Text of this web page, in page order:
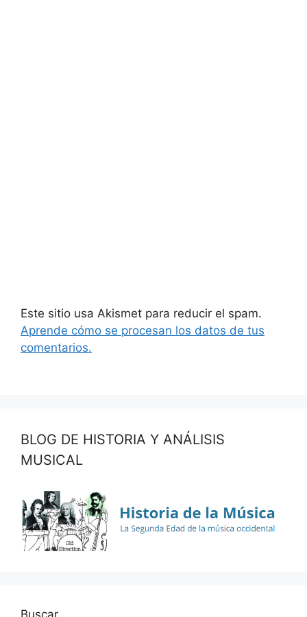
Este sitio usa Akismet para reducir el spam.
Aprende cómo se procesan los datos de tus
comentarios.
BLOG DE HISTORIA Y ANÁLISIS
MUSICAL
Buscar